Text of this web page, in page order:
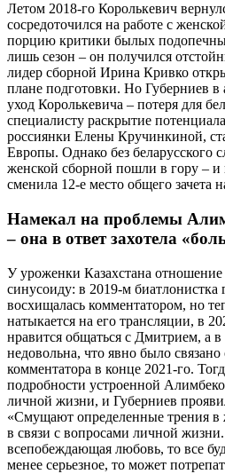
Летом 2018-го Королькевич
сосредоточился на работе с
порцию критики былых
лишь сезон – он получился
лидер сборной Ирина Кривко
плане подготовки. Но Губерниев в
уход Королькевича – потеря для
специалисту раскрытие
россиянки Елены Кручинкиной,
Европы. Однако без беларусского
женской сборной пошли в гору – и
сменила 12-е место общего зачета
Намекал на проблемы
– она в ответ захотела
У уроженки Казахстана
синусоиду: в 2019-м биатлонистка
восхищалась комментатором, но
натыкается на его трансляции, в
нравится общаться с Дмитрием, а
недовольна, что явно было связано
комментатора в конце 2021-го.
подробности устроенной
личной жизни, и Губерниев
«Смущают определенные трения в
в связи с вопросами личной
всепобеждающая любовь, то все
менее серьезное, то может